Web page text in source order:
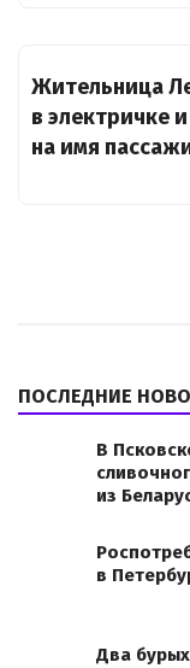
Жительница
в электричке
на имя
ПОСЛЕДНИЕ
В
из
в
Два